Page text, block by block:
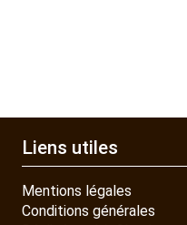
Liens utiles
Mentions légales
Conditions générales